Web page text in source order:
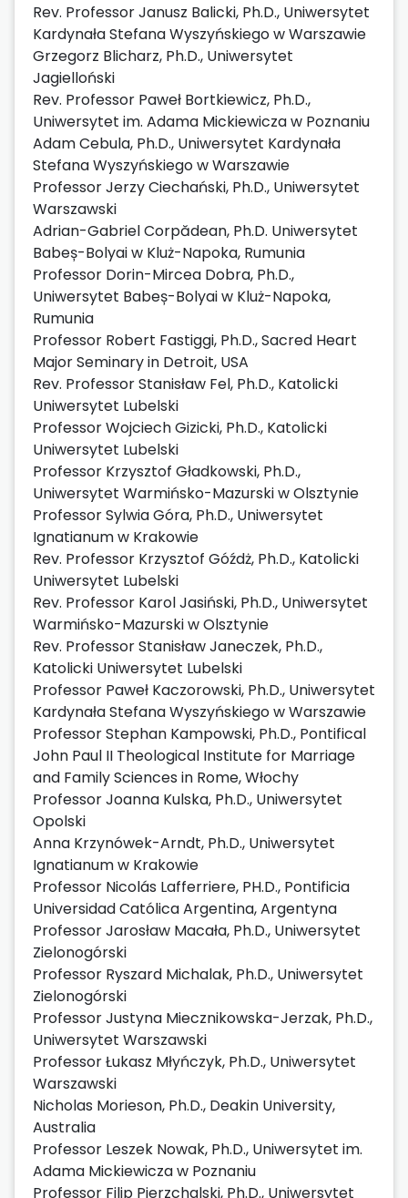
Rev. Professor Janusz Balicki, Ph.D., Uniwersytet
Kardynała Stefana Wyszyńskiego w Warszawie
Grzegorz Blicharz, Ph.D., Uniwersytet
Jagielloński
Rev. Professor Paweł Bortkiewicz, Ph.D.,
Uniwersytet im. Adama Mickiewicza w Poznaniu
Adam Cebula, Ph.D., Uniwersytet Kardynała
Stefana Wyszyńskiego w Warszawie
Professor Jerzy Ciechański, Ph.D., Uniwersytet
Warszawski
Adrian-Gabriel Corpădean, Ph.D. Uniwersytet
Babeș-Bolyai w Kluż-Napoka, Rumunia
Professor Dorin-Mircea Dobra, Ph.D.,
Uniwersytet Babeș-Bolyai w Kluż-Napoka,
Rumunia
Professor Robert Fastiggi, Ph.D., Sacred Heart
Major Seminary in Detroit, USA
Rev. Professor Stanisław Fel, Ph.D., Katolicki
Uniwersytet Lubelski
Professor Wojciech Gizicki, Ph.D., Katolicki
Uniwersytet Lubelski
Professor Krzysztof Gładkowski, Ph.D.,
Uniwersytet Warmińsko-Mazurski w Olsztynie
Professor Sylwia Góra, Ph.D., Uniwersytet
Ignatianum w Krakowie
Rev. Professor Krzysztof Góźdż, Ph.D., Katolicki
Uniwersytet Lubelski
Rev. Professor Karol Jasiński, Ph.D., Uniwersytet
Warmińsko-Mazurski w Olsztynie
Rev. Professor Stanisław Janeczek, Ph.D.,
Katolicki Uniwersytet Lubelski
Professor Paweł Kaczorowski, Ph.D., Uniwersytet
Kardynała Stefana Wyszyńskiego w Warszawie
Professor Stephan Kampowski, Ph.D., Pontifical
John Paul II Theological Institute for Marriage
and Family Sciences in Rome, Włochy
Professor Joanna Kulska, Ph.D., Uniwersytet
Opolski
Anna Krzynówek-Arndt, Ph.D., Uniwersytet
Ignatianum w Krakowie
Professor Nicolás Lafferriere, PH.D., Pontificia
Universidad Católica Argentina, Argentyna
Professor Jarosław Macała, Ph.D., Uniwersytet
Zielonogórski
Professor Ryszard Michalak, Ph.D., Uniwersytet
Zielonogórski
Professor Justyna Miecznikowska-Jerzak, Ph.D.,
Uniwersytet Warszawski
Professor Łukasz Młyńczyk, Ph.D., Uniwersytet
Warszawski
Nicholas Morieson, Ph.D., Deakin University,
Australia
Professor Leszek Nowak, Ph.D., Uniwersytet im.
Adama Mickiewicza w Poznaniu
Professor Filip Pierzchalski, Ph.D., Uniwersytet